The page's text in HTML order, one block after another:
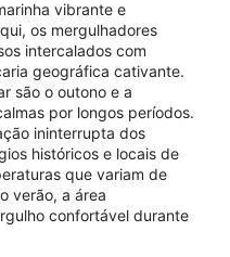
vibrante e
os mergulhadores
intercalados com
geográfica cativante.
são o outono e a
por longos períodos.
ininterrupta dos
históricos e locais de
que variam de
verão, a área
confortável durante